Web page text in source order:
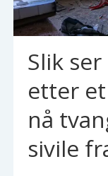
Slik
etter
nå
sivile